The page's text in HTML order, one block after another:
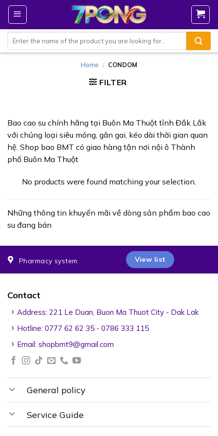
Skip
content
for:
Home / CONDOM
FILTER
Bao cao su chính hãng tại Buôn Ma Thuột tỉnh Đắk Lắk
với chủng loại siêu mỏng, gân gai, kéo dài thời gian quan
hệ. Shop bao BMT có giao hàng tận nơi nội ô Thành
phố Buôn Ma Thuột
No products were found matching your selection.
Những thông tin khuyến mãi về dòng sản phẩm bao cao
su đang bán
Pharmacy system View list
Contact
Address: 221 Le Duan, Buon Ma Thuot City - Dak Lak
Hotline: 0777 62 62 35 - 0786 333 115
Email: shopbmt9@gmail.com
General policy
Service Guide